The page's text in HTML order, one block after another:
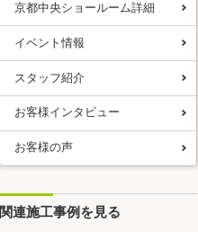
京都中央ショールーム詳細
イベント情報
スタッフ紹介
お客様インタビュー
お客様の声
関連施工事例を見る